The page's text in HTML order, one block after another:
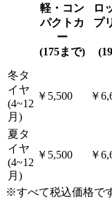
軽・コン
パクトカ
ー
(175まで)
ロ
プ
冬タ
イヤ
(4~12
月)
￥5,500 ￥
夏タ
イヤ
(4~12
月)
￥5,500 ￥
※すべて税込価格で